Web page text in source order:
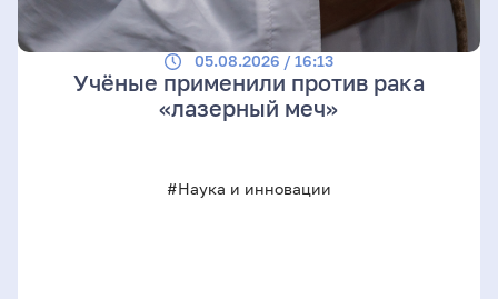
05.08.2026 / 16:13
Учёные применили против рака
«лазерный меч»
#Наука и инновации